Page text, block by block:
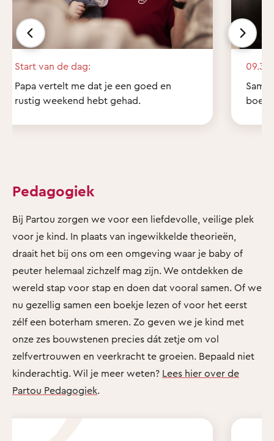
Start van de dag:
Papa vertelt me dat je een goed en
rustig weekend hebt gehad.
09.30
Pedagogiek
Bij Partou zorgen we voor een liefdevolle, veilige plek
voor je kind. In plaats van ingewikkelde theorieën,
draait het bij ons om een omgeving waar je baby of
peuter helemaal zichzelf mag zijn. We ontdekken de
wereld stap voor stap en doen dat vooral samen. Of we
nu gezellig samen een boekje lezen of voor het eerst
zélf een boterham smeren. Zo geven we je kind met
onze zes bouwstenen precies dát zetje om vol
zelfvertrouwen en veerkracht te groeien. Bepaald niet
kinderachtig. Wil je meer weten? Lees hier over de
Partou Pedagogiek.